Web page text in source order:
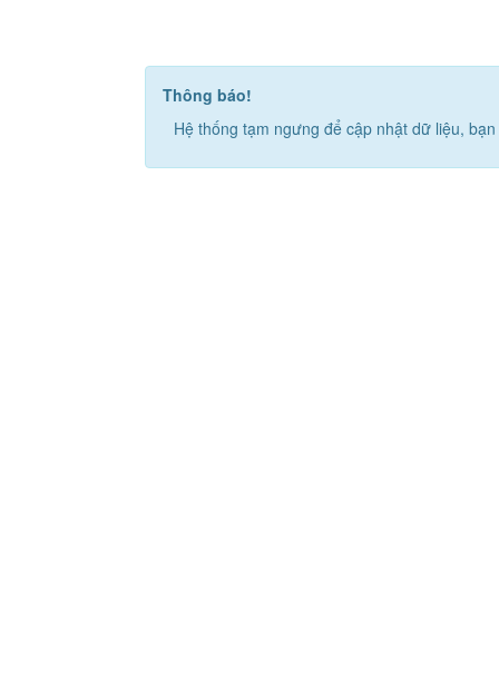
Thông báo!
Hệ thống tạm ngưng để cập nhật dữ liệu,